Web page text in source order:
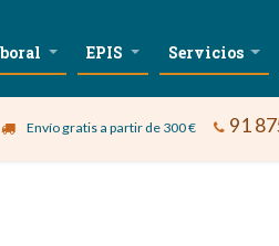
EPIS Servicios
Envío gratis a partir de 300 € 91